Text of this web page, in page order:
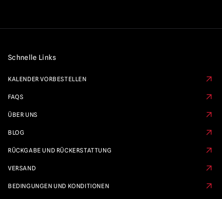
Schnelle Links
KALENDER VORBESTELLEN
FAQS
ÜBER UNS
BLOG
RÜCKGABE UND RÜCKERSTATTUNG
VERSAND
BEDINGUNGEN UND KONDITIONEN